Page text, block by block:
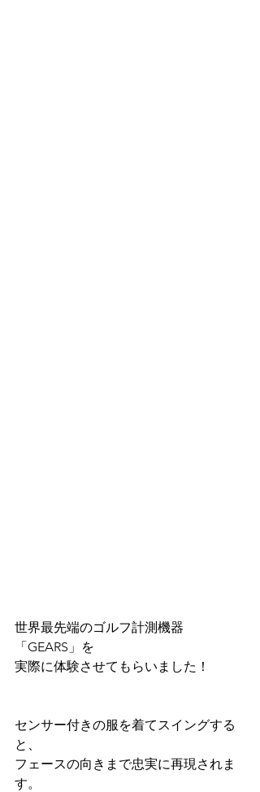
世界最先端のゴルフ計測機器
「GEARS」を
実際に体験させてもらいました！
センサー付きの服を着てスイングする
と、
フェースの向きまで忠実に再現されま
す。